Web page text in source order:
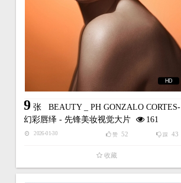
HD
9 张BEAUTY _ PH GONZALO CORTES-
幻彩唇绎 - 先锋美妆视觉大片
161
2026-01-30 踩 43
赞 52
收藏